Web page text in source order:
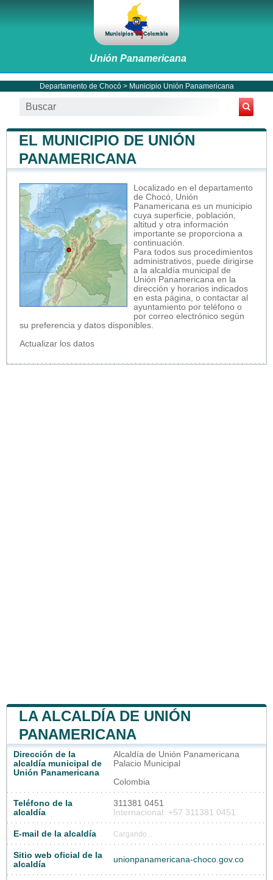
Unión Panamericana
Departamento de Chocó> Municipio Unión Panamericana
EL MUNICIPIO DE UNIÓN
PANAMERICANA
Localizado en el departamento
de Chocó, Unión
Panamericana es un municipio
cuya superficie, población,
altitud y otra información
importante se proporciona a
continuación.
Para todos sus procedimientos
administrativos, puede dirigirse
a la alcaldía municipal de
Unión Panamericana en la
dirección y horarios indicados
en esta página, o contactar al
ayuntamiento por teléfono o
por correo electrónico según
su preferencia y datos disponibles.
Actualizar los datos
LA ALCALDÍA DE UNIÓN
PANAMERICANA
Dirección de la
alcaldía municipal de
Unión Panamericana
Alcaldía de Unión Panamericana
Palacio Municipal
Colombia
Teléfono de la
alcaldía
311381 0451
Internacional: +57 311381 0451
E-mail de la alcaldía Cargando...
Sitio web oficial de la
alcaldía
unionpanamericana-choco.gov.co